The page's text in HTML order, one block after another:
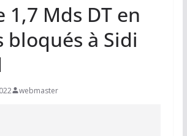
1,7 Mds DT en
bloqués à Sidi
webmaster